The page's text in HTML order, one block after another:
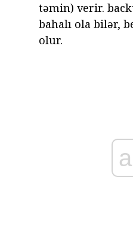
təmin) verir.
bahalı ola bilər,
olur.